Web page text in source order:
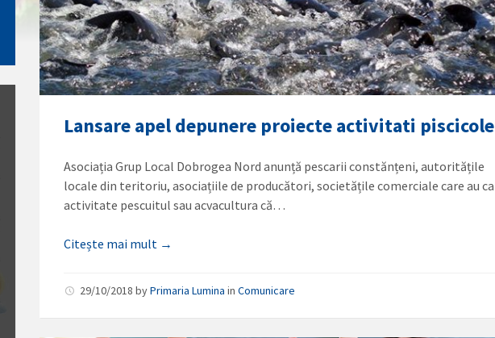
Lansare apel depunere proiecte activitati piscicole
Asociația Grup Local Dobrogea Nord anunță pescarii constănțeni, autoritățile
locale din teritoriu, asociațiile de producători, societățile comerciale care au ca
activitate pescuitul sau acvacultura că…
Citește mai mult →
29/10/2018byPrimaria Lumina inComunicare